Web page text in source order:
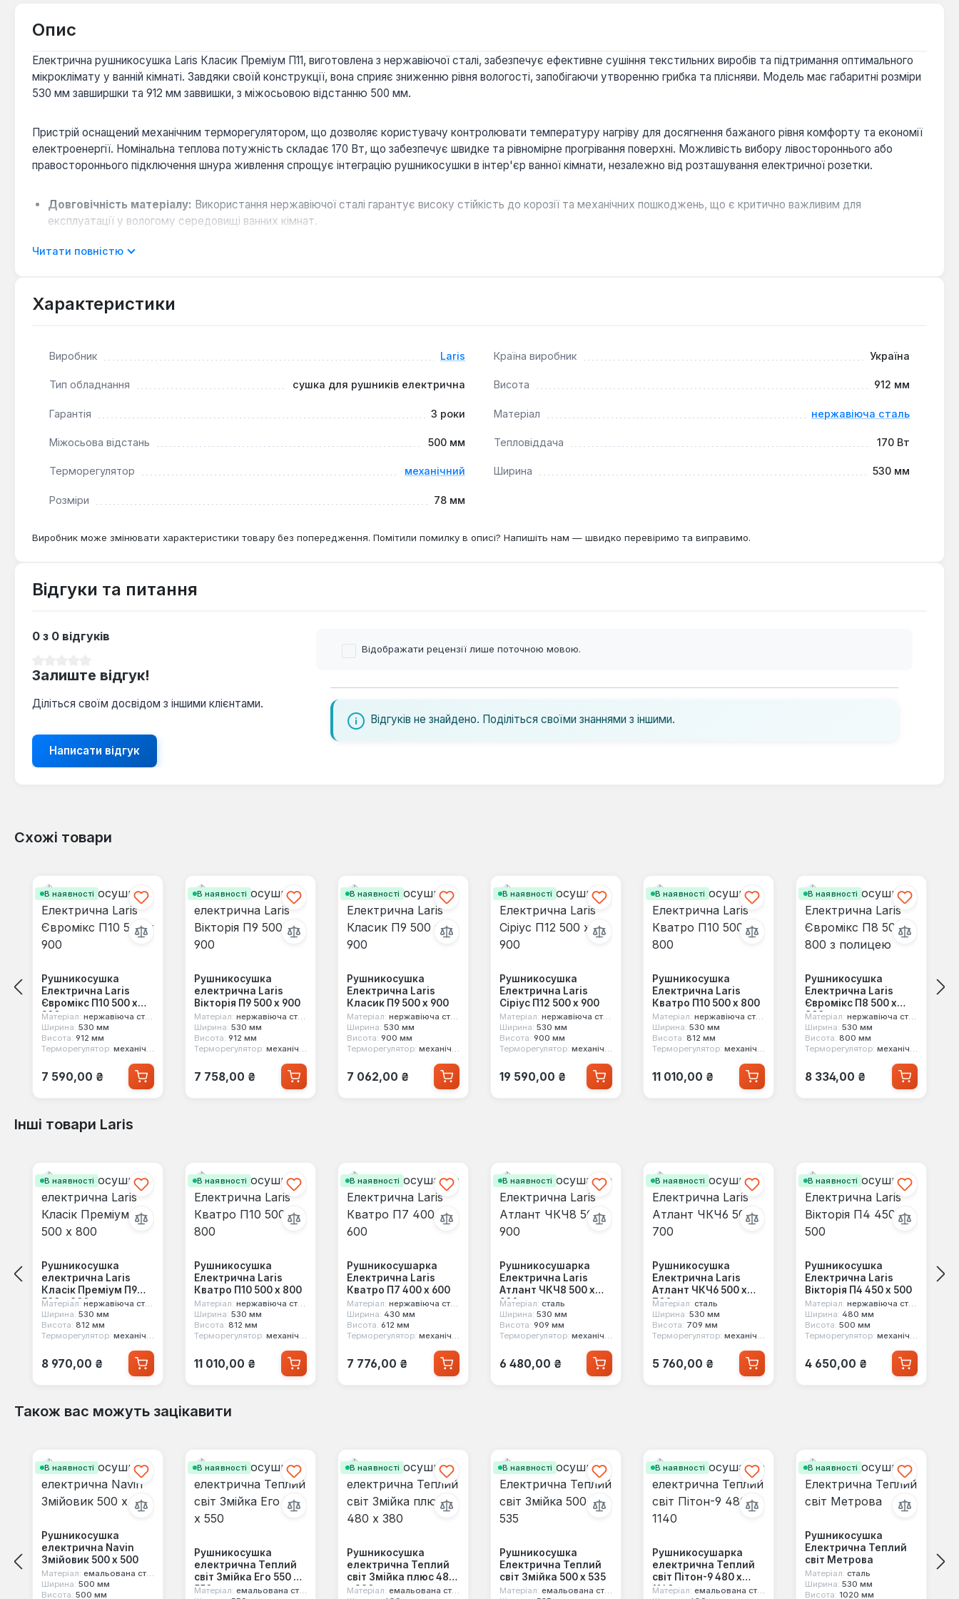
Опис
Електрична рушникосушка Laris Класик Преміум П11, виготовлена з нержавіючої сталі, забезпечує ефективне сушіння текстильних виробів та підтримання оптимального
мікроклімату у ванній кімнаті. Завдяки своїй конструкції, вона сприяє зниженню рівня вологості, запобігаючи утворенню грибка та плісняви. Модель має габаритні розміри
530 мм завширшки та 912 мм заввишки, з міжосьовою відстанню 500 мм.
Пристрій оснащений механічним терморегулятором, що дозволяє користувачу контролювати температуру нагріву для досягнення бажаного рівня комфорту та економії
електроенергії. Номінальна теплова потужність складає 170 Вт, що забезпечує швидке та рівномірне прогрівання поверхні. Можливість вибору лівостороннього або
правостороннього підключення шнура живлення спрощує інтеграцію рушникосушки в інтер'єр ванної кімнати, незалежно від розташування електричної розетки.
Довговічність матеріалу: Використання нержавіючої сталі гарантує високу стійкість до корозії та механічних пошкоджень, що є критично важливим для
експлуатації у вологому середовищі ванних кімнат.
комфортний рівень тепла.
Рушникосушка Laris Класик Преміум П11 призначена для використання у ванних кімнатах житлових приміщень, готелів та інших об'єктів, де потрібне швидке сушіння
Читати повністю
Характеристики
Виробник Laris Країна виробник Україна
Тип обладнання сушка для рушників електрична Висота 912 мм
Гарантія 3 роки Матеріал нержавіюча сталь
Міжосьова відстань 500 мм Тепловіддача 170 Вт
Терморегулятор механічний Ширина 530 мм
Розміри 78 мм
Виробник може змінювати характеристики товару без попередження. Помітили помилку в описі? Напишіть нам — швидко перевіримо та виправимо.
Відгуки та питання
0 з 0 відгуків
Залиште відгук!
Діліться своїм досвідом з іншими клієнтами.
Написати відгук
Відображати рецензії лише поточною мовою.
Відгуків не знайдено. Поділіться своїми знаннями з іншими.
Схожі товари
В наявності
Рушникосушка
Електрична Laris
Євромікс П10 500 х
900
Матеріал: нержавіюча сталь
Ширина: 530 мм
Висота: 912 мм
Терморегулятор: механічний
Звичайна ціна:
7 590,00 ₴
В наявності
Рушникосушка
електрична Laris
Вікторія П9 500 х 900
Матеріал: нержавіюча сталь
Ширина: 530 мм
Висота: 912 мм
Терморегулятор: механічний
Звичайна ціна:
7 758,00 ₴
В наявності
Рушникосушка
Електрична Laris
Класик П9 500 x 900
Матеріал: нержавіюча сталь
Ширина: 530 мм
Висота: 900 мм
Терморегулятор: механічний
Звичайна ціна:
7 062,00 ₴
В наявності
Рушникосушка
Електрична Laris
Сіріус П12 500 х 900
Матеріал: нержавіюча сталь
Ширина: 530 мм
Висота: 900 мм
Терморегулятор: механічний
Звичайна ціна:
19 590,00 ₴
В наявності
Рушникосушка
Електрична Laris
Кватро П10 500 х 800
Матеріал: нержавіюча сталь
Ширина: 530 мм
Висота: 812 мм
Терморегулятор: механічний
Звичайна ціна:
11 010,00 ₴
В наявності
Рушникосушка
Електрична Laris
Євромікс П8 500 х
800 з полицею
Матеріал: нержавіюча сталь
Ширина: 530 мм
Висота: 800 мм
Терморегулятор: механічний
Звичайна ціна:
8 334,00 ₴
Інші товари Laris
В наявності
Рушникосушка
електрична Laris
Класік Преміум П9
500 х 800
Матеріал: нержавіюча сталь
Ширина: 530 мм
Висота: 812 мм
Терморегулятор: механічний
Звичайна ціна:
8 970,00 ₴
В наявності
Рушникосушка
Електрична Laris
Кватро П10 500 х 800
Матеріал: нержавіюча сталь
Ширина: 530 мм
Висота: 812 мм
Терморегулятор: механічний
Звичайна ціна:
11 010,00 ₴
В наявності
Рушникосушарка
Електрична Laris
Кватро П7 400 х 600
Матеріал: нержавіюча сталь
Ширина: 430 мм
Висота: 612 мм
Терморегулятор: механічний
Звичайна ціна:
7 776,00 ₴
В наявності
Рушникосушарка
Електрична Laris
Атлант ЧКЧ8 500 х
900
Матеріал: сталь
Ширина: 530 мм
Висота: 909 мм
Терморегулятор: механічний
Звичайна ціна:
6 480,00 ₴
В наявності
Рушникосушка
Електрична Laris
Атлант ЧКЧ6 500 х
700
Матеріал: сталь
Ширина: 530 мм
Висота: 709 мм
Терморегулятор: механічний
Звичайна ціна:
5 760,00 ₴
В наявності
Рушникосушка
Електрична Laris
Вікторія П4 450 х 500
Матеріал: нержавіюча сталь
Ширина: 480 мм
Висота: 500 мм
Терморегулятор: механічний
Звичайна ціна:
4 650,00 ₴
Також вас можуть зацікавити
В наявності
Рушникосушка
електрична Navin
Змійовик 500 х 500
Матеріал: емальована сталь
Ширина: 500 мм
Висота: 500 мм
В наявності
Рушникосушка
електрична Теплий
світ Змійка Его 550 х
550
Матеріал: емальована сталь
В наявності
Рушникосушка
електрична Теплий
світ Змійка плюс 480
х 380
Матеріал: емальована сталь
В наявності
Рушникосушка
Електрична Теплий
світ Змійка 500 х 535
Матеріал: емальована сталь
В наявності
Рушникосушарка
електрична Теплий
світ Пітон-9 480 х
1140
Матеріал: емальована сталь
В наявності
Рушникосушка
Електрична Теплий
світ Метрова
Матеріал: сталь
Ширина: 530 мм
Висота: 1020 мм